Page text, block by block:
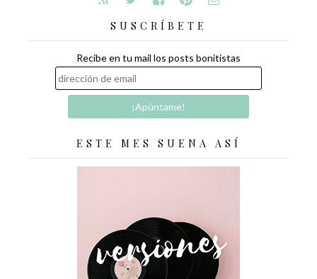
SUSCRÍBETE
Recibe en tu mail los posts bonitistas
ESTE MES SUENA ASÍ